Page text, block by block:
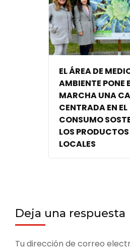
EL ÁREA DE
AMBIENTE PONE
MARCHA UNA
CENTRADA EN EL
CONSUMO
LOS PRODUCTOS
LOCALES
Deja una respuesta
Tu dirección de correo